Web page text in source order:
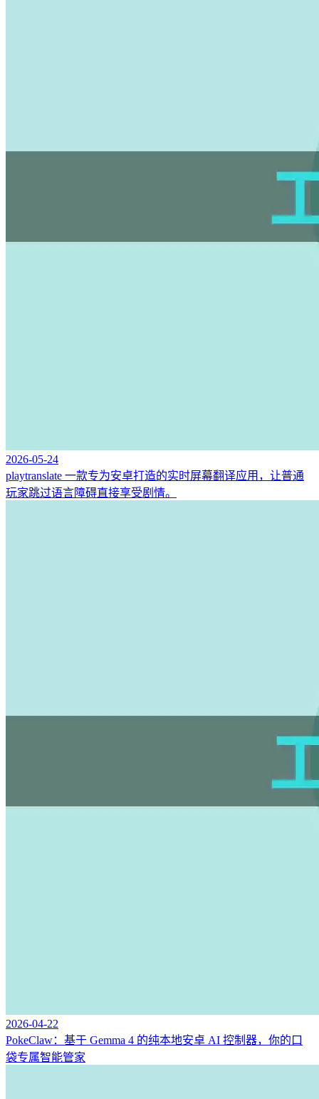
2026-05-24
playtranslate 一款专为安卓打造的实时屏幕翻译应用，让普通
玩家跳过语言障碍直接享受剧情。
2026-04-22
PokeClaw：基于 Gemma 4 的纯本地安卓 AI 控制器，你的口
袋专属智能管家